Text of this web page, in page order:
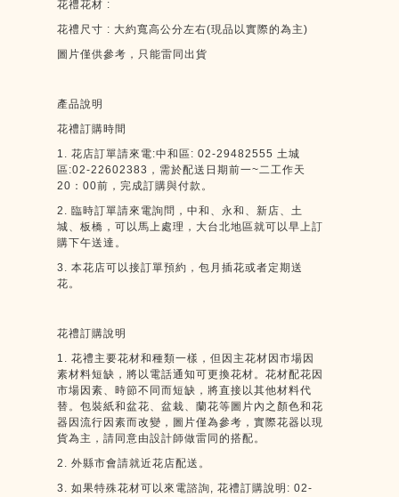
花禮花材 :
花禮尺寸 : 大約寬高公分左右(現品以實際的為主)
圖片僅供參考，只能雷同出貨
產品說明
花禮訂購時間
1. 花店訂單請來電:中和區 : 02-29482555 土城
區 :02-22602383 ，需於配送日期前一~二工作天
20 ： 00前，完成訂購與付款。
2. 臨時訂單請來電詢問，中和、永和、新店、土
城、板橋，可以馬上處理，大台北地區就可以早上訂
購下午送達。
3. 本花店可以接訂單預約，包月插花或者定期送
花。
花禮訂購說明
1. 花禮主要花材和種類一樣，但因主花材因市場因
素材料短缺，將以電話通知可更換花材。花材配花因
市場因素、時節不同而短缺，將直接以其他材料代
替。包裝紙和盆花、盆栽、蘭花等圖片內之顏色和花
器因流行因素而改變，圖片僅為參考，實際花器以現
貨為主，請同意由設計師做雷同的搭配。
2. 外縣市會請就近花店配送。
3. 如果特殊花材可以來電諮詢, 花禮訂購說明 : 02-